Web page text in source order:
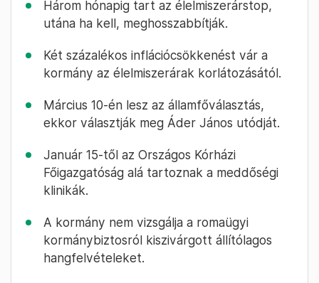
Három hónapig tart az élelmiszerárstop,
utána ha kell, meghosszabbítják.
Két százalékos inflációcsökkenést vár a
kormány az élelmiszerárak korlátozásától.
Március 10-én lesz az államfőválasztás,
ekkor választják meg Áder János utódját.
Január 15-től az Országos Kórházi
Főigazgatóság alá tartoznak a meddőségi
klinikák.
A kormány nem vizsgálja a romaügyi
kormánybiztosról kiszivárgott állítólagos
hangfelvételeket.